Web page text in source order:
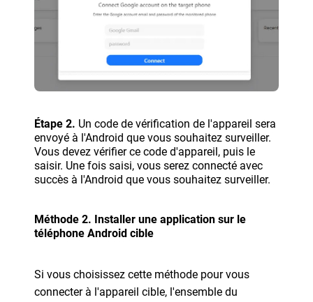
Étape 2. Un code de vérification de l'appareil sera
envoyé à l'Android que vous souhaitez surveiller.
Vous devez vérifier ce code d'appareil, puis le
saisir. Une fois saisi, vous serez connecté avec
succès à l'Android que vous souhaitez surveiller.
Méthode 2. Installer une application sur le
téléphone Android cible
Si vous choisissez cette méthode pour vous
connecter à l'appareil cible, l'ensemble du